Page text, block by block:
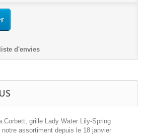
d'envies
Corbett, grille Lady Water Lily-Spring
notre assortiment depuis le 18 janvier